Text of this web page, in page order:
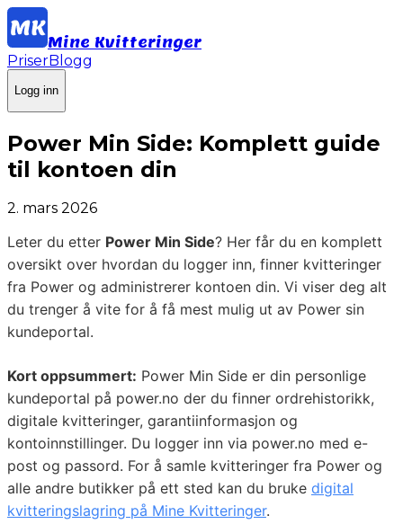
Mine Kvitteringer
PriserBlogg
Logg inn
Power Min Side: Komplett guide
til kontoen din
2. mars 2026
Leter du etter Power Min Side? Her får du en komplett
oversikt over hvordan du logger inn, finner kvitteringer
fra Power og administrerer kontoen din. Vi viser deg alt
du trenger å vite for å få mest mulig ut av Power sin
kundeportal.
Kort oppsummert: Power Min Side er din personlige
kundeportal på power.no der du finner ordrehistorikk,
digitale kvitteringer, garantiinformasjon og
kontoinnstillinger. Du logger inn via power.no med e-
post og passord. For å samle kvitteringer fra Power og
alle andre butikker på ett sted kan du bruke digital
kvitteringslagring på Mine Kvitteringer.